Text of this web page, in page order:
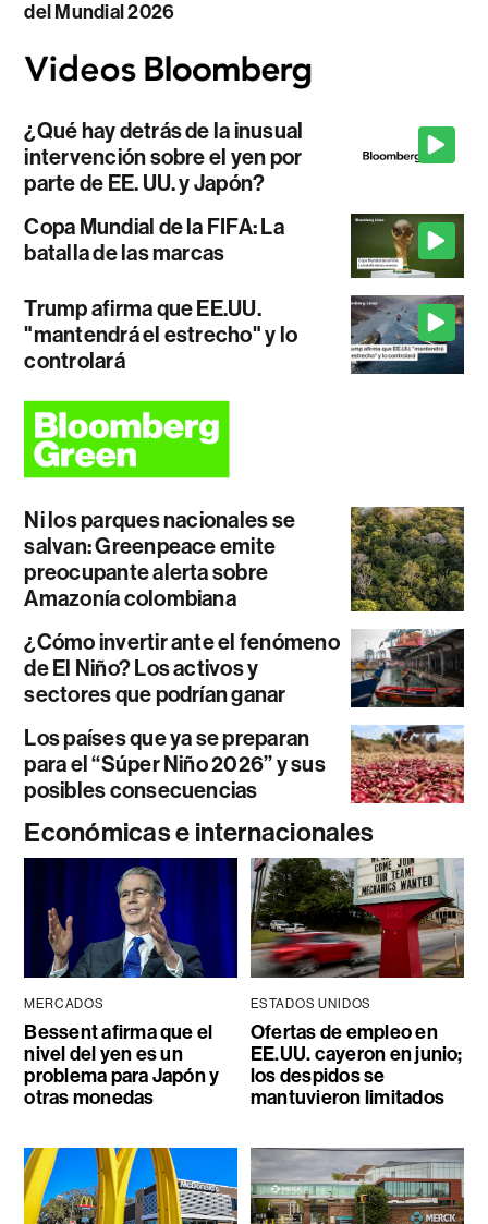
del Mundial 2026
¿Qué hay detrás de la inusual
intervención sobre el yen por
parte de EE. UU. y Japón?
Copa Mundial de la FIFA: La
batalla de las marcas
Trump afirma que EE.UU.
"mantendrá el estrecho" y lo
controlará
Ni los parques nacionales se
salvan: Greenpeace emite
preocupante alerta sobre
Amazonía colombiana
¿Cómo invertir ante el fenómeno
de El Niño? Los activos y
sectores que podrían ganar
Los países que ya se preparan
para el “Súper Niño 2026” y sus
posibles consecuencias
Económicas e internacionales
MERCADOS
Bessent afirma que el
nivel del yen es un
problema para Japón y
otras monedas
ESTADOS UNIDOS
Ofertas de empleo en
EE.UU. cayeron en junio;
los despidos se
mantuvieron limitados